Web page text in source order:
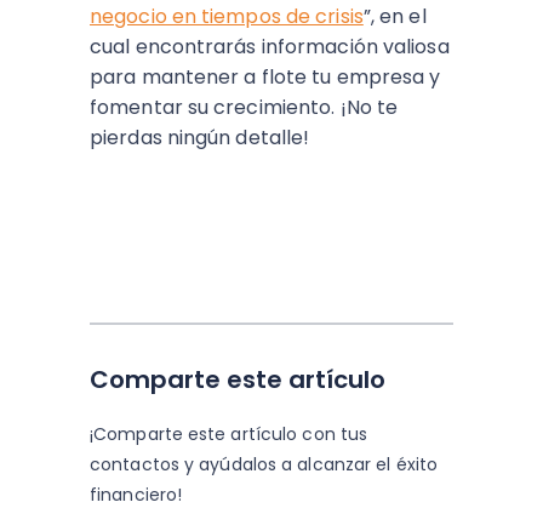
negocio en tiempos de crisis”, en el
cual encontrarás información valiosa
para mantener a flote tu empresa y
fomentar su crecimiento. ¡No te
pierdas ningún detalle!
Comparte este artículo
¡Comparte este artículo con tus
contactos y ayúdalos a alcanzar el éxito
financiero!